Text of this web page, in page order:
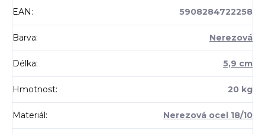
EAN: 5908284722258
Barva: Nerezová
Délka: 5,9 cm
Hmotnost: 20 kg
Materiál: Nerezová ocel 18/10